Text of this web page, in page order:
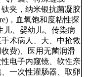
钛夹，纳米银抗菌凝胶
，血氧饱和度粘性探
儿、婴幼儿、传染病
手术病人、大、中抢救
费)、医用无菌润滑
电子内窥镜、软性亲
一次性灌肠器、取卵